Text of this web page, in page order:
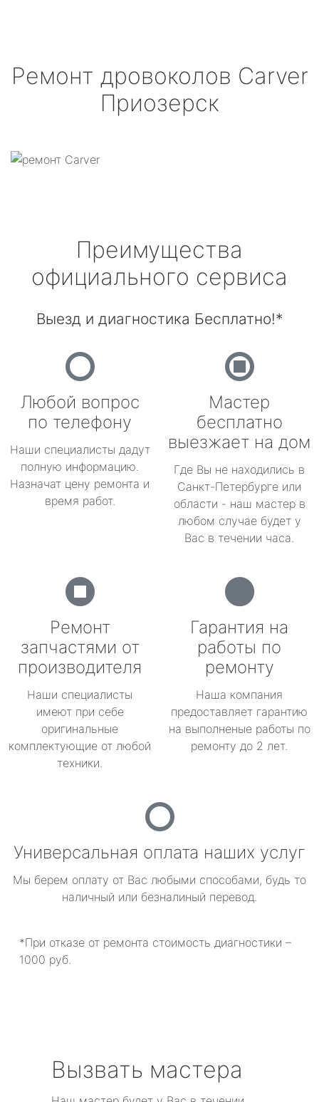
Ремонт дровоколов Carver
Приозерск
Преимущества
официального сервиса
Выезд и диагностика Бесплатно!*
Любой вопрос
по телефону
Наши специалисты дадут
полную информацию.
Назначат цену ремонта и
время работ.
Мастер
бесплатно
выезжает на дом
Где Вы не находились в
Санкт-Петербурге или
области - наш мастер в
любом случае будет у
Вас в течении часа.
Ремонт
запчастями от
производителя
Наши специалисты
имеют при себе
оригинальные
комплектующие от любой
техники.
Гарантия на
работы по
ремонту
Наша компания
предоставляет гарантию
на выполненые работы по
ремонту до 2 лет.
Универсальная оплата наших услуг
Мы берем оплату от Вас любыми способами, будь то
наличный или безналиный перевод.
*При отказе от ремонта стоимость диагностики –
1000 руб.
Вызвать мастера